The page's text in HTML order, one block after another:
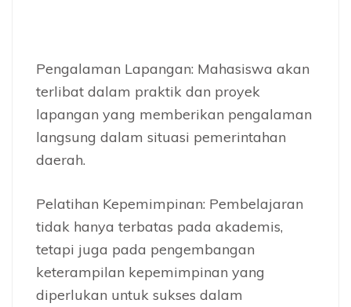
Pengalaman Lapangan: Mahasiswa akan
terlibat dalam praktik dan proyek
lapangan yang memberikan pengalaman
langsung dalam situasi pemerintahan
daerah.
Pelatihan Kepemimpinan: Pembelajaran
tidak hanya terbatas pada akademis,
tetapi juga pada pengembangan
keterampilan kepemimpinan yang
diperlukan untuk sukses dalam